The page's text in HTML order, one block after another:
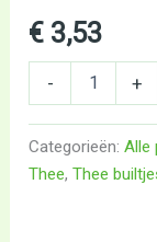
€ 3,53
- +
Categorieën:Alle
Thee,Thee